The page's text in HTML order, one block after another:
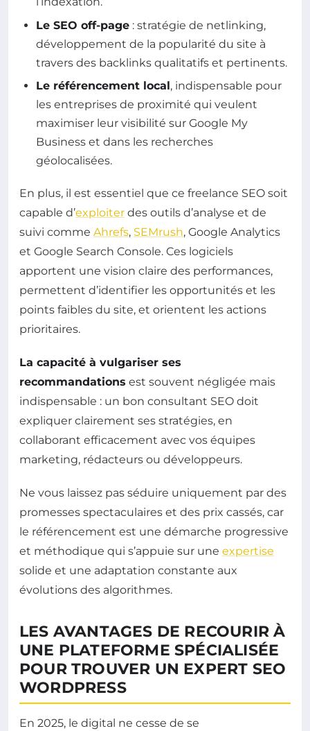
Le SEO off-page : stratégie de netlinking,
développement de la popularité du site à
travers des backlinks qualitatifs et pertinents.
Le référencement local, indispensable pour
les entreprises de proximité qui veulent
maximiser leur visibilité sur Google My
Business et dans les recherches
géolocalisées.
En plus, il est essentiel que ce freelance SEO soit
capable d’exploiter des outils d’analyse et de
suivi comme Ahrefs, SEMrush, Google Analytics
et Google Search Console. Ces logiciels
apportent une vision claire des performances,
permettent d’identifier les opportunités et les
points faibles du site, et orientent les actions
prioritaires.
La capacité à vulgariser ses
recommandations est souvent négligée mais
indispensable : un bon consultant SEO doit
expliquer clairement ses stratégies, en
collaborant efficacement avec vos équipes
marketing, rédacteurs ou développeurs.
Ne vous laissez pas séduire uniquement par des
promesses spectaculaires et des prix cassés, car
le référencement est une démarche progressive
et méthodique qui s’appuie sur une expertise
solide et une adaptation constante aux
évolutions des algorithmes.
LES AVANTAGES DE RECOURIR À
UNE PLATEFORME SPÉCIALISÉE
POUR TROUVER UN EXPERT SEO
WORDPRESS
En 2025, le digital ne cesse de se